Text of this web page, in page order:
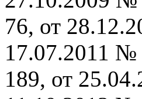
76, от
17.07.2011 №
189, от